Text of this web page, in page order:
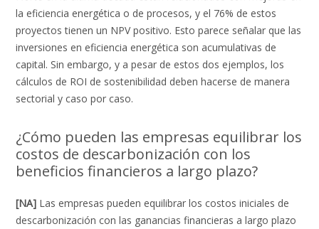
la eficiencia energética o de procesos, y el 76% de estos
proyectos tienen un NPV positivo. Esto parece señalar que las
inversiones en eficiencia energética son acumulativas de
capital. Sin embargo, y a pesar de estos dos ejemplos, los
cálculos de ROI de sostenibilidad deben hacerse de manera
sectorial y caso por caso.
¿Cómo pueden las empresas equilibrar los
costos de descarbonización con los
beneficios financieros a largo plazo?
[NA] Las empresas pueden equilibrar los costos iniciales de
descarbonización con las ganancias financieras a largo plazo